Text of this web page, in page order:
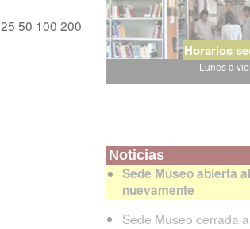
25 50 100 200
Horarios
Lunes a
Noticias
Sede Museo abierta
nuevamente
Sede Museo cerrada